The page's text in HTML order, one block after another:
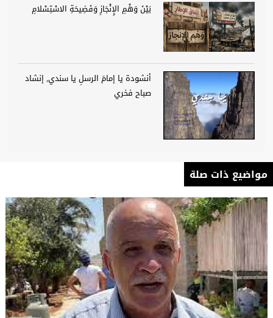
بَيْنَ وَهْمِ الإِنْجَازِ وَفَضِيحَةِ الاسْتِسْلامِ
أنشودة يا إمامَ الرسلِ يا سندي, إنشاد
صباح فخري
مواضيع ذات صلة